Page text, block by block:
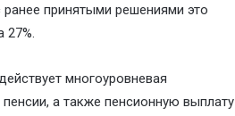
принятыми решениями это
27%.
многоуровневая
а также пенсионную выплату